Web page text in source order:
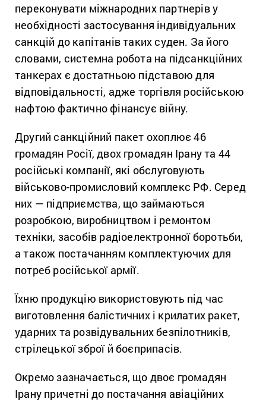
переконувати міжнародних партнерів у
необхідності застосування індивідуальних
санкцій до капітанів таких суден. За його
словами, системна робота на підсанкційних
танкерах є достатньою підставою для
відповідальності, адже торгівля російською
нафтою фактично фінансує війну.
Другий санкційний пакет охоплює 46
громадян Росії, двох громадян Ірану та 44
російські компанії, які обслуговують
військово-промисловий комплекс РФ. Серед
них — підприємства, що займаються
розробкою, виробництвом і ремонтом
техніки, засобів радіоелектронної боротьби,
а також постачанням комплектуючих для
потреб російської армії.
Їхню продукцію використовують під час
виготовлення балістичних і крилатих ракет,
ударних та розвідувальних безпілотників,
стрілецької зброї й боєприпасів.
Окремо зазначається, що двоє громадян
Ірану причетні до постачання авіаційних